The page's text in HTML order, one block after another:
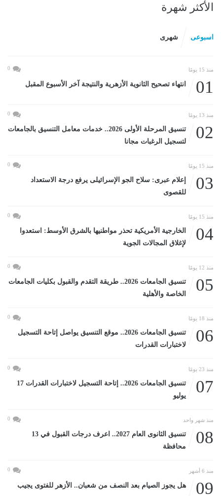
الأكثر شهرة
اسبوعى شهرى
منذ 15 يومًا 0
01 انتهاء تصحيح الثانوية الأزهرية والنتيجة آخر الأسبوع المقبل
منذ 13 يومًا 0
02
تنسيق المرحلة الأولى 2026.. خدمات معامل التنسيق بالجامعات
لتسجيل الرغبات مجانا
منذ 15 يومًا 0
03
إعلام عبرى: سلاح الجو الإسرائيلى يرفع درجة الاستعداد
للقصوى
منذ 15 يومًا 0
04
الخارجية الأمريكية تحذر مواطنيها بالشرق الأوسط: استعدوا
لإغلاق المجالات الجوية
منذ 12 يومًا 0
05
تنسيق الجامعات 2026.. طريقة التقدم والقبول بكليات الجامعات
الخاصة والأهلية
منذ 18 يومًا 0
06
تنسيق الجامعات 2026.. موقع التنسيق يواصل إتاحة التسجيل
لاختبارات القدرات
منذ 23 يومًا 0
07
تنسيق الجامعات 2026.. إتاحة التسجيل لاختبارات القدرات 17
يوليو
منذ شهر واحد 0
08
تنسيق الثانوى العام 2027.. اعرف درجات القبول في 13
محافظة
منذ 6 أشهر 0
09 هل يجوز الصيام بعد النصف من شعبان.. الأزهر للفتوى يجيب